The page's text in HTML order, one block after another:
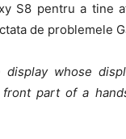
S8 pentru a tine
de problemele
whose
part of a